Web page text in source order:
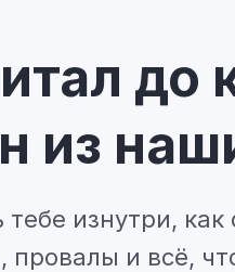
до
из
тебе изнутри,
провалы и всё,